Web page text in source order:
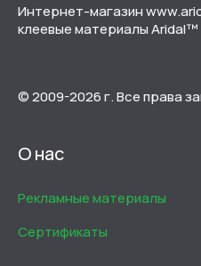
Интернет-магазин
клеевые материалы Aridal™
© 2009-2026 г. Все права
О нас
Рекламные материалы
Сертификаты